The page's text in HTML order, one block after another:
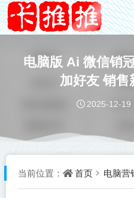
电脑版 Ai 微信销
加好友 销售
2025-12-19
当前位置： 首页 电脑营